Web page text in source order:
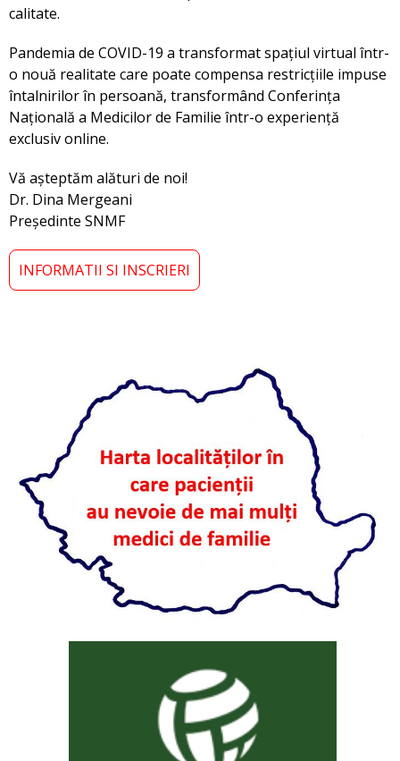
calitate.
Pandemia de COVID-19 a transformat spațiul virtual într-
o nouă realitate care poate compensa restricțiile impuse
întalnirilor în persoană, transformând Conferința
Națională a Medicilor de Familie într-o experiență
exclusiv online.
Vă așteptăm alături de noi!
Dr. Dina Mergeani
Președinte SNMF
INFORMATII SI INSCRIERI